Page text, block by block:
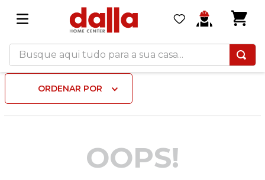
Busque aqui tudo para a sua casa...
ORDENAR POR
OOPS!